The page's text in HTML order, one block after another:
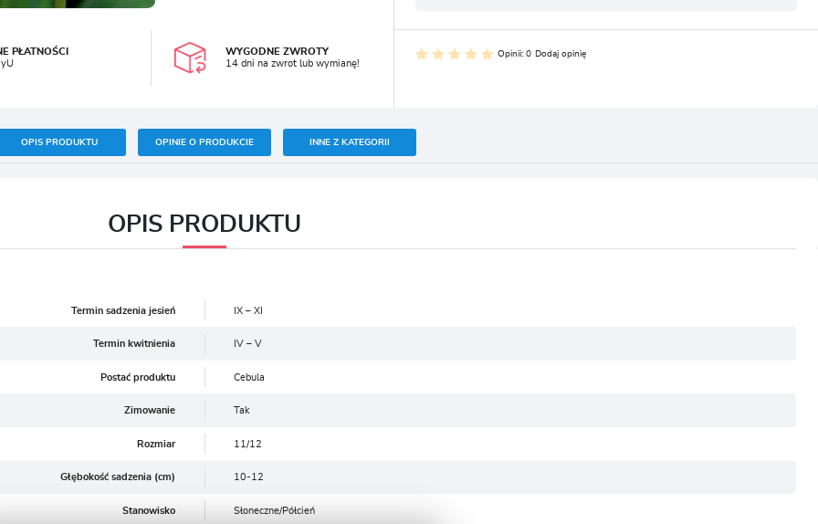
PŁATNOŚCI
WYGODNE ZWROTY
14 dni na zwrot lub wymianę!
Opinii: 0 Dodaj opinię
OPIS PRODUKTU OPINIE O PRODUKCIE INNE Z KATEGORII
OPIS PRODUKTU
Termin sadzenia jesień IX – XI
Termin kwitnienia IV – V
Postać produktu Cebula
Zimowanie Tak
Rozmiar 11/12
Głębokość sadzenia (cm) 10-12
Stanowisko Słoneczne/Półcień